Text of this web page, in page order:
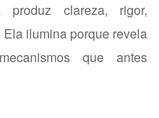
clareza, rigor,
ilumina porque revela
que antes